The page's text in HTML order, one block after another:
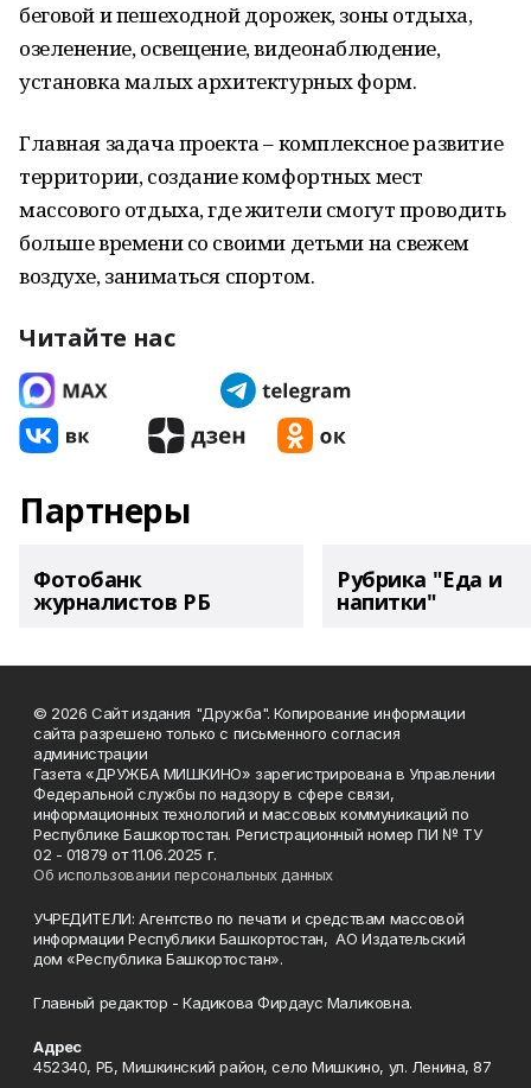
беговой и пешеходной дорожек, зоны отдыха,
озеленение, освещение, видеонаблюдение,
установка малых архитектурных форм.
Главная задача проекта – комплексное развитие
территории, создание комфортных мест
массового отдыха, где жители смогут проводить
больше времени со своими детьми на свежем
воздухе, заниматься спортом.
Читайте нас
Партнеры
Фотобанк
журналистов РБ
Рубрика "Еда и
напитки"
© 2026 Сайт издания "Дружба". Копирование информации
сайта разрешено только с письменного согласия
администрации
Газета «ДРУЖБА МИШКИНО» зарегистрирована в Управлении
Федеральной службы по надзору в сфере связи,
информационных технологий и массовых коммуникаций по
Республике Башкортостан. Регистрационный номер ПИ № ТУ
02 - 01879 от 11.06.2025 г.
Об использовании персональных данных
УЧРЕДИТЕЛИ: Агентство по печати и средствам массовой
информации Республики Башкортостан, АО Издательский
дом «Республика Башкортостан».
Главный редактор - Кадикова Фирдаус Маликовна.
Адрес
452340, РБ, Мишкинский район, село Мишкино, ул. Ленина, 87